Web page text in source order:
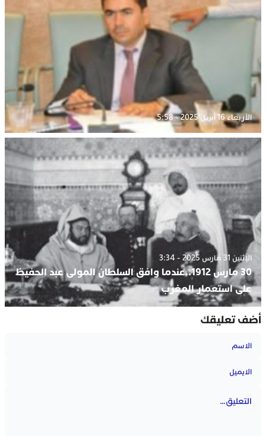
الأربعاء 16 أبريل 2025 - 5:58
الإثنين 31 مارس 2025 - 3:34
30 مارس 1912..عندما وافق السلطان المولى عبد الحفيظ
على استعمار المغرب
أضف تعليقك